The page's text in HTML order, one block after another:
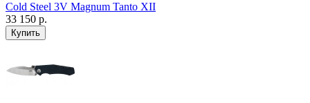
Cold Steel 3V Magnum Tanto XII
33 150 р.